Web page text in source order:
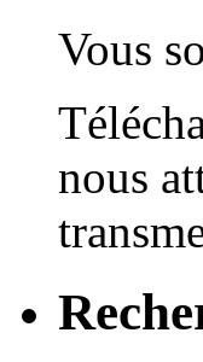
Vous
nous